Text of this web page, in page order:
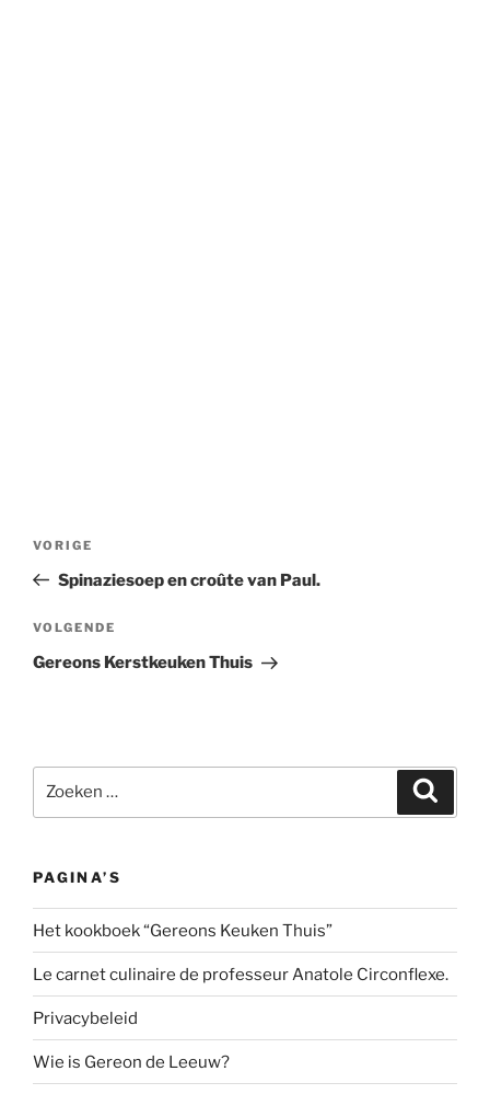
Vorig
bericht
VORIGE
Spinaziesoep en croûte van Paul.
Volgend
bericht
VOLGENDE
Gereons Kerstkeuken Thuis
naar:
PAGINA’S
Het kookboek “Gereons Keuken Thuis”
Le carnet culinaire de professeur Anatole Circonflexe.
Privacybeleid
Wie is Gereon de Leeuw?